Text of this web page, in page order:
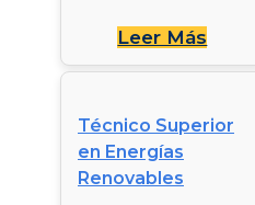
Leer Más
Técnico Superior
en Energías
Renovables